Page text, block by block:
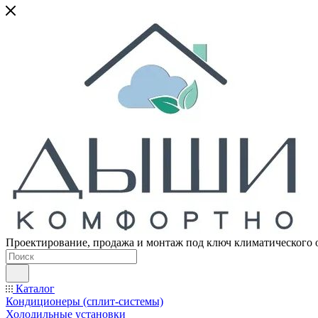
Проектирование, продажа и монтаж под ключ климатического
Каталог
Кондиционеры (сплит-системы)
Холодильные установки